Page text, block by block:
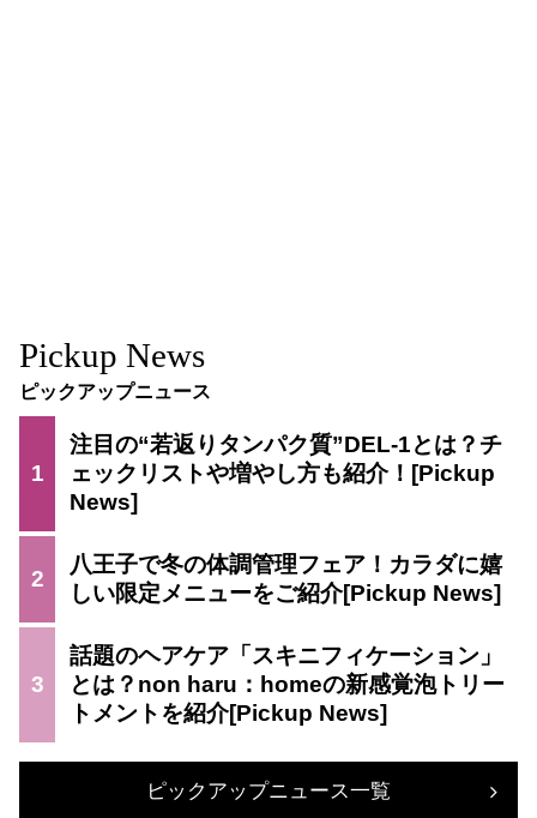
Pickup News
ピックアップニュース
1
注目の“若返りタンパク質”DEL-1とは？チ
ェックリストや増やし方も紹介！
2
八王子で冬の体調管理フェア！カラダに嬉
しい限定メニューをご紹介
3
話題のヘアケア「スキニフィケーション」
とは？non haru：homeの新感覚泡トリー
トメントを紹介
ピックアップニュース一覧